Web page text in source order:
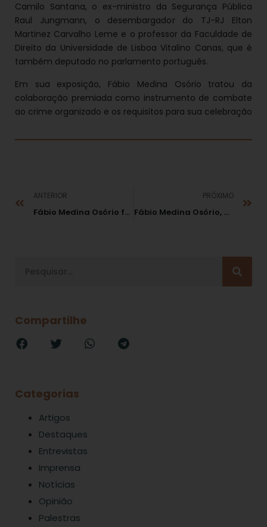
Camilo Santana, o ex-ministro da Segurança Pública
Raul Jungmann, o desembargador do TJ-RJ Elton
Martinez Carvalho Leme e o professor da Faculdade de
Direito da Universidade de Lisboa Vitalino Canas, que é
também deputado no parlamento português.
Em sua exposição, Fábio Medina Osório tratou da
colaboração premiada como instrumento de combate
ao crime organizado e os requisitos para sua celebração
ANTERIOR
Fábio Medina Osório foi homenageado pela Câmara Legislativa do DF
PRÓXIMO
Fábio Medina Osório, para o Correio Braziliense: “Sistemas normativos globais”
Compartilhe
Categorias
Artigos
Destaques
Entrevistas
Imprensa
Notícias
Opinião
Palestras